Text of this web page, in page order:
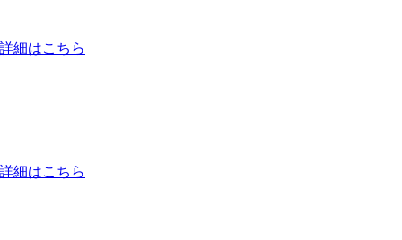
細はこちら
細はこちら